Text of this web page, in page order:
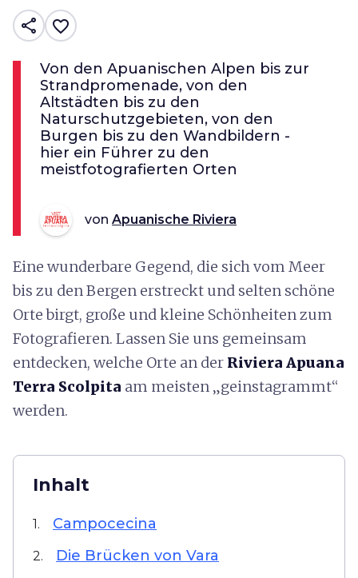
share favorite_border
Von den Apuanischen Alpen bis zur
Strandpromenade, von den
Altstädten bis zu den
Naturschutzgebieten, von den
Burgen bis zu den Wandbildern -
hier ein Führer zu den
meistfotografierten Orten
von Apuanische Riviera
Eine wunderbare Gegend, die sich vom Meer
bis zu den Bergen erstreckt und selten schöne
Orte birgt, große und kleine Schönheiten zum
Fotografieren. Lassen Sie uns gemeinsam
entdecken, welche Orte an der Riviera Apuana
Terra Scolpita am meisten „geinstagrammt“
werden.
Inhalt
1. Campocecina
2. Die Brücken von Vara